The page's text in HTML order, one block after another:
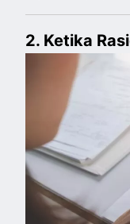
2. Ketika